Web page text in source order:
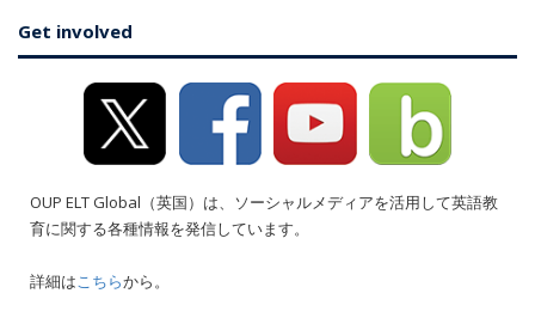
Get involved
OUP ELT Global（英国）は、ソーシャルメディアを活用して英語教
育に関する各種情報を発信しています。
詳細はこちらから。